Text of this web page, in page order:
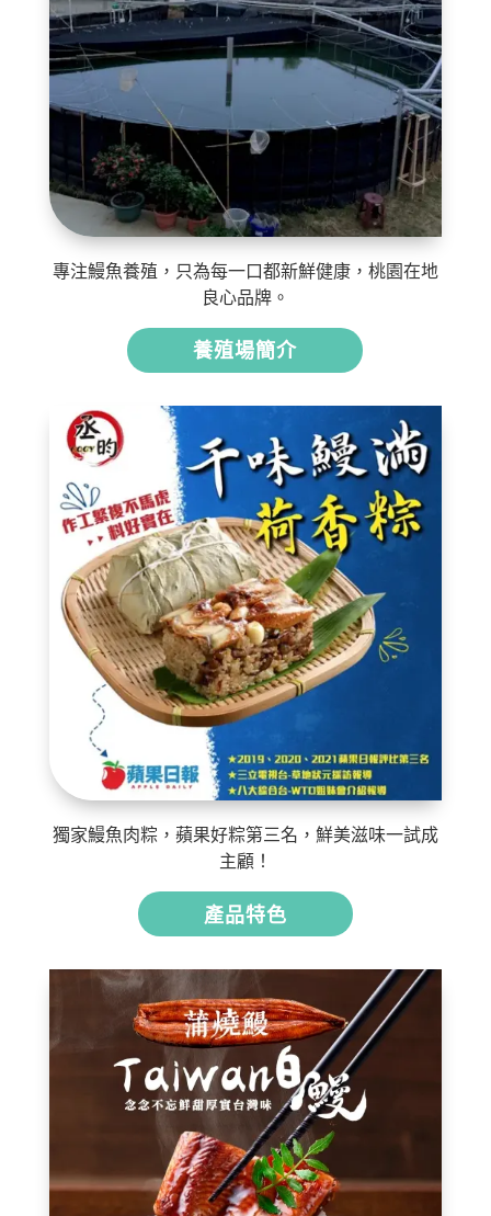
專注鰻魚養殖，只為每一口都新鮮健康，桃園在地
良心品牌。
養殖場簡介
獨家鰻魚肉粽，蘋果好粽第三名，鮮美滋味一試成
主顧！
產品特色